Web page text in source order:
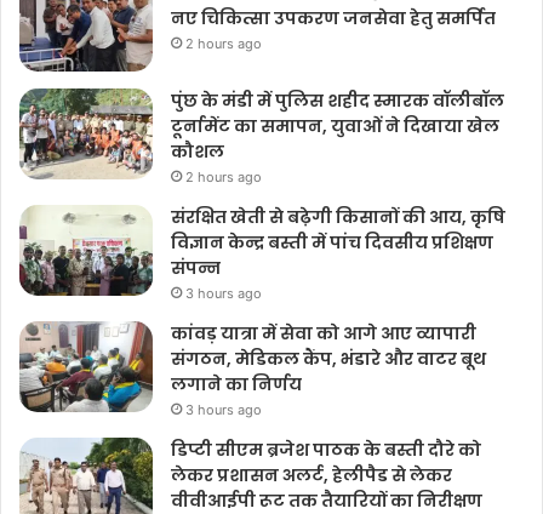
नए चिकित्सा उपकरण जनसेवा हेतु समर्पित
2 hours ago
पुंछ के मंडी में पुलिस शहीद स्मारक वॉलीबॉल
टूर्नामेंट का समापन, युवाओं ने दिखाया खेल
कौशल
2 hours ago
संरक्षित खेती से बढ़ेगी किसानों की आय, कृषि
विज्ञान केन्द्र बस्ती में पांच दिवसीय प्रशिक्षण
संपन्न
3 hours ago
कांवड़ यात्रा में सेवा को आगे आए व्यापारी
संगठन, मेडिकल कैंप, भंडारे और वाटर बूथ
लगाने का निर्णय
3 hours ago
डिप्टी सीएम ब्रजेश पाठक के बस्ती दौरे को
लेकर प्रशासन अलर्ट, हेलीपैड से लेकर
वीवीआईपी रूट तक तैयारियों का निरीक्षण